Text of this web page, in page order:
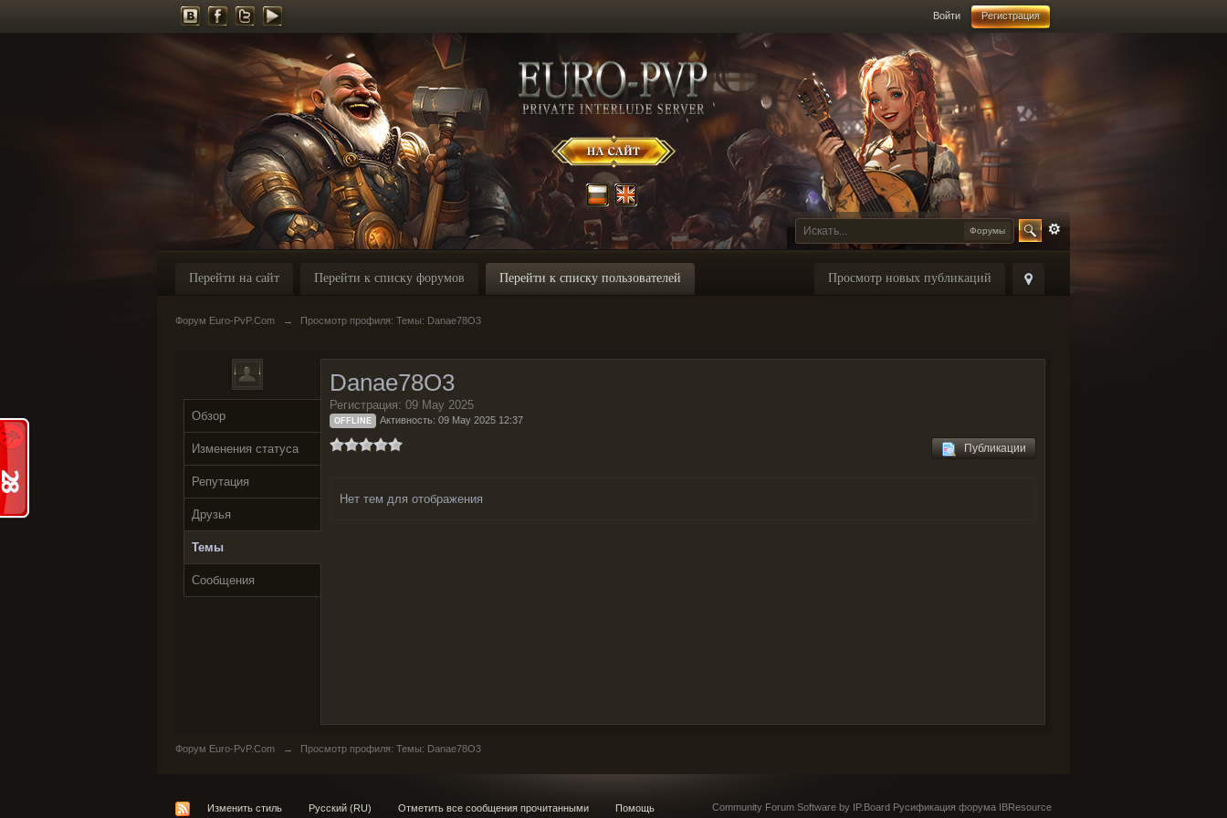
Войти Регистрация
Форумы
Просмотр новых публикаций
Перейти на сайт Перейти к списку форумов Перейти к списку пользователей
Форум Euro-PvP.Com → Просмотр профиля: Темы: Danae78O3
Обзор
Изменения статуса
Репутация
Друзья
Темы
Сообщения
Danae78O3
Регистрация: 09 May 2025
OFFLINE Активность: 09 May 2025 12:37
Публикации
Нет тем для отображения
Форум Euro-PvP.Com → Просмотр профиля: Темы: Danae78O3
Изменить стиль Русский (RU) Отметить все сообщения прочитанными Помощь Community Forum Software by IP.Board Русификация форума IBResource